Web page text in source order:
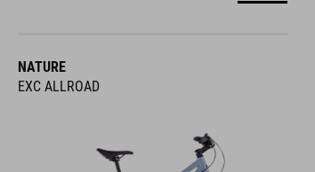
NATURE
EXC ALLROAD